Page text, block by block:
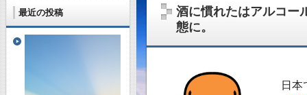
酒に慣れたはアルコー
態に。
日本
最近の投稿
毎日面白い話題をピッ